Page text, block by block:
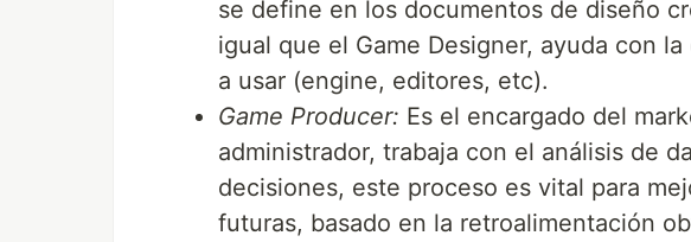
se define en los documentos de diseño
igual que el Game Designer, ayuda con
a usar (engine, editores, etc).
Game Producer: Es el encargado del
administrador, trabaja con el análisis de
decisiones, este proceso es vital para
futuras, basado en la retroalimentación